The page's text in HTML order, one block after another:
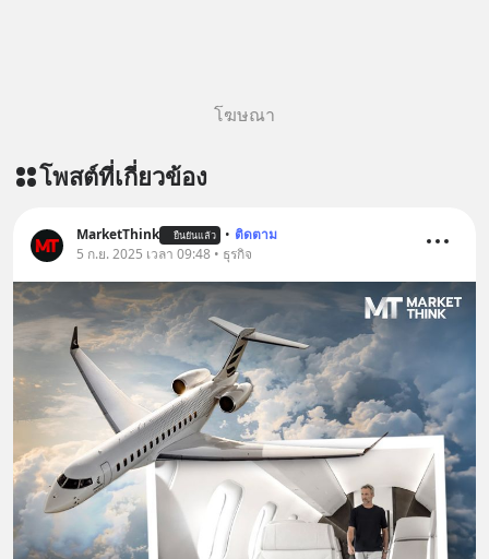
โฆษณา
โพสต์ที่เกี่ยวข้อง
MarketThink ยืนยันแล้ว • ติดตาม
5 ก.ย. 2025 เวลา 09:48 • ธุรกิจ